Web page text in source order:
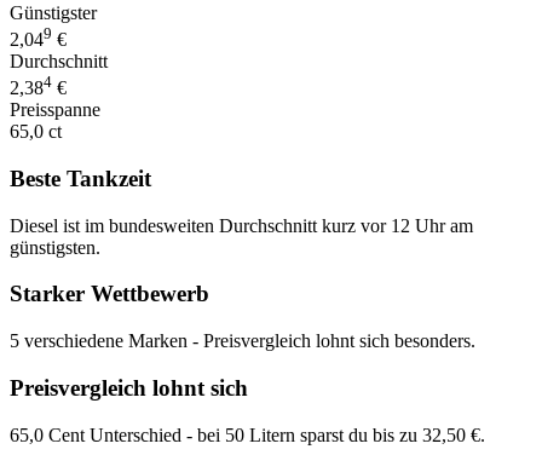
Günstigster
2,049 €
Durchschnitt
2,384 €
Preisspanne
65,0 ct
Beste Tankzeit
Diesel ist im bundesweiten Durchschnitt kurz vor 12 Uhr am
günstigsten.
Starker Wettbewerb
5 verschiedene Marken - Preisvergleich lohnt sich besonders.
Preisvergleich lohnt sich
65,0 Cent Unterschied - bei 50 Litern sparst du bis zu 32,50 €.